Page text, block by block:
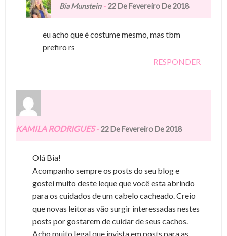
Bia Munstein- 22 De Fevereiro De 2018
eu acho que é costume mesmo, mas tbm
prefiro rs
RESPONDER
KAMILA RODRIGUES- 22 De Fevereiro De 2018
Olá Bia!
Acompanho sempre os posts do seu blog e
gostei muito deste leque que você esta abrindo
para os cuidados de um cabelo cacheado. Creio
que novas leitoras vão surgir interessadas nestes
posts por gostarem de cuidar de seus cachos.
Acho muito legal que invista em posts para as